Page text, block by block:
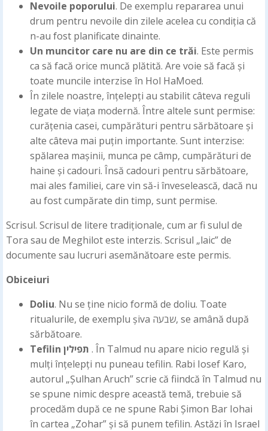
Nevoile poporului. De exemplu repararea unui
drum pentru nevoile din zilele acelea cu condiția că
n-au fost planificate dinainte.
Un muncitor care nu are din ce trăi. Este permis
ca să facă orice muncă plătită. Are voie să facă și
toate muncile interzise în Hol HaMoed.
În zilele noastre, înțelepți au stabilit câteva reguli
legate de viața modernă. Între altele sunt permise:
curățenia casei, cumpărături pentru sărbătoare și
alte câteva mai puțin importante. Sunt interzise:
spălarea mașinii, munca pe câmp, cumpărături de
haine și cadouri. Însă cadouri pentru sărbătoare,
mai ales familiei, care vin să-i înveselească, dacă nu
au fost cumpărate din timp, sunt permise.
Scrisul. Scrisul de litere tradiționale, cum ar fi sulul de
Tora sau de Meghilot este interzis. Scrisul „laic” de
documente sau lucruri asemănătoare este permis.
Obiceiuri
Doliu. Nu se ține nicio formă de doliu. Toate
ritualurile, de exemplu șiva שבעה, se amână după
sărbătoare.
Tefilin תפילין . În Talmud nu apare nicio regulă și
mulți înțelepți nu puneau tefilin. Rabi Iosef Karo,
autorul „Șulhan Aruch” scrie că fiindcă în Talmud nu
se spune nimic despre această temă, trebuie să
procedăm după ce ne spune Rabi Șimon Bar Iohai
în cartea „Zohar” și să punem tefilin. Astăzi în Israel